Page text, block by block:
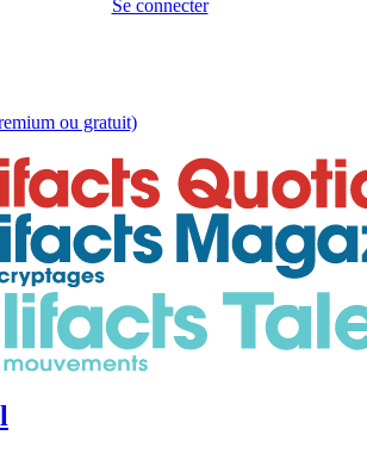
Se connecter
ou gratuit)